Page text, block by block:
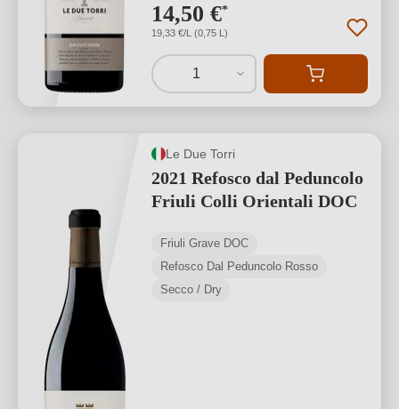
14,50 €*
19,33 €/L (0,75 L)
1
Le Due Torri
2021 Refosco dal Peduncolo
Friuli Colli Orientali DOC
Friuli Grave DOC
Refosco Dal Peduncolo Rosso
Secco / Dry